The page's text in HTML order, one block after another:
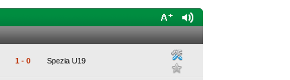
1 - 0 Spezia U19